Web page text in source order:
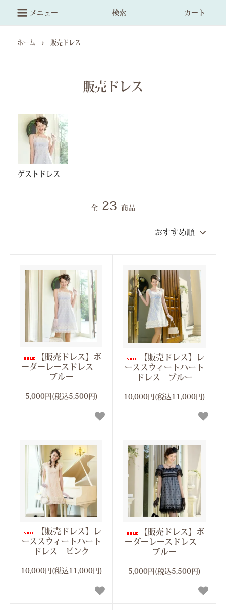
メニュー 検索 カート
ホーム 販売ドレス
販売ドレス
ゲストドレス
全 23 商品
【販売ドレス】ボ
ーダーレースドレス
ブルー
5,000円(税込5,500円)
【販売ドレス】レ
ーススウィートハート
ドレス ブルー
10,000円(税込11,000円)
【販売ドレス】レ
ーススウィートハート
ドレス ピンク
10,000円(税込11,000円)
【販売ドレス】ボ
ーダーレースドレス
ブルー
5,000円(税込5,500円)